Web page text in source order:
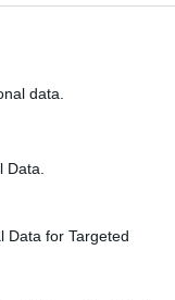
data.
Data for Targeted